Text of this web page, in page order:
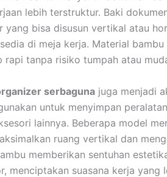
lebih terstruktur. Baki
yang bisa disusun vertikal atau
di meja kerja. Material
rapi tanpa risiko tumpah atau
serbaguna juga menjadi
untuk menyimpan
lainnya. Beberapa model
ruang vertikal dan
memberikan sentuhan
menciptakan suasana kerja yang